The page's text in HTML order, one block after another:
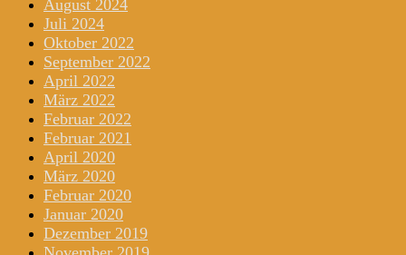
August 2024
Juli 2024
Oktober 2022
September 2022
April 2022
März 2022
Februar 2022
Februar 2021
April 2020
März 2020
Februar 2020
Januar 2020
Dezember 2019